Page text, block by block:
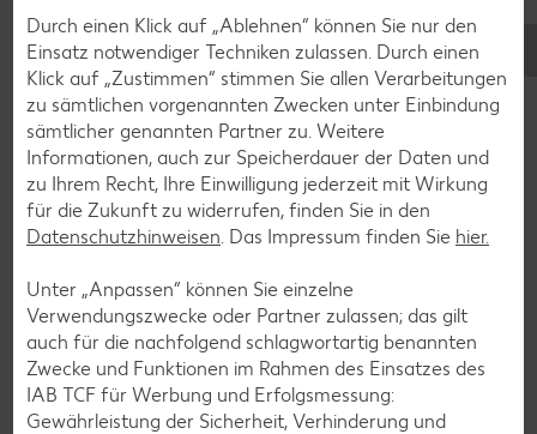
Torten-Rezepte
Eis-Rezepte
Pfannkuchen-Rezepte
Plätzchen-Rezepte
Smoothie-Rezepte
Bowle-Rezepte
Cocktail-Rezepte
Avocado-Rezepte
Erdbeer-Rezepte
Blaubeer-Rezepte
Durch einen Klick auf „Ablehnen“ können Sie nur den
Einsatz notwendiger Techniken zulassen. Durch einen
Klick auf „Zustimmen“ stimmen Sie allen Verarbeitungen
zu sämtlichen vorgenannten Zwecken unter Einbindung
sämtlicher genannten Partner zu. Weitere
Informationen, auch zur Speicherdauer der Daten und
zu Ihrem Recht, Ihre Einwilligung jederzeit mit Wirkung
für die Zukunft zu widerrufen, finden Sie in den
Datenschutzhinweisen . Das Impressum finden Sie hier.
Unter „Anpassen“ können Sie einzelne
Verwendungszwecke oder Partner zulassen; das gilt
auch für die nachfolgend schlagwortartig benannten
Zwecke und Funktionen im Rahmen des Einsatzes des
IAB TCF für Werbung und Erfolgsmessung:
Gewährleistung der Sicherheit, Verhinderung und